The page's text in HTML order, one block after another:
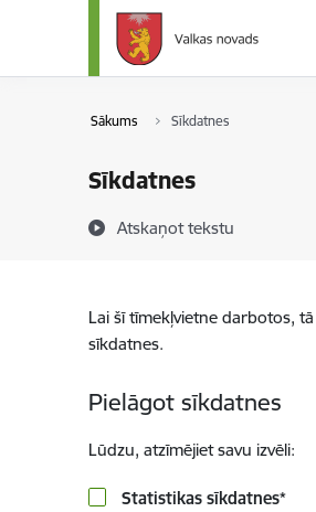
Pāriet uz lapas saturu
Sākums Sīkdatnes
Sīkdatnes
Atskaņot tekstu
Lai šī tīmekļvietne darbotos,
sīkdatnes.
Pielāgot sīkdatnes
Lūdzu, atzīmējiet savu izvēli:
Statistikas sīkdatnes*